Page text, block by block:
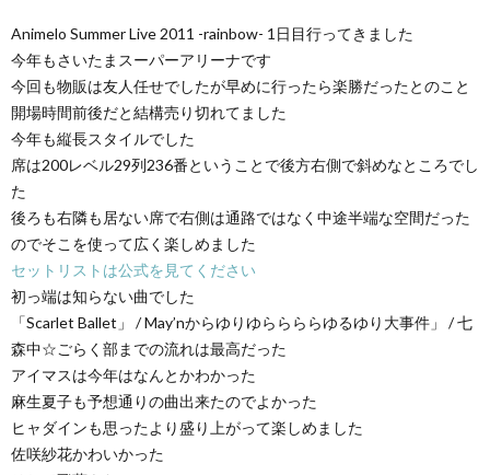
Animelo Summer Live 2011 -rainbow- 1日目行ってきました
今年もさいたまスーパーアリーナです
今回も物販は友人任せでしたが早めに行ったら楽勝だったとのこと
開場時間前後だと結構売り切れてました
今年も縦長スタイルでした
席は200レベル29列236番ということで後方右側で斜めなところでし
た
後ろも右隣も居ない席で右側は通路ではなく中途半端な空間だった
のでそこを使って広く楽しめました
セットリストは公式を見てください
初っ端は知らない曲でした
「Scarlet Ballet」 / May’nからゆりゆららららゆるゆり大事件」 / 七
森中☆ごらく部までの流れは最高だった
アイマスは今年はなんとかわかった
麻生夏子も予想通りの曲出来たのでよかった
ヒャダインも思ったより盛り上がって楽しめました
佐咲紗花かわいかった